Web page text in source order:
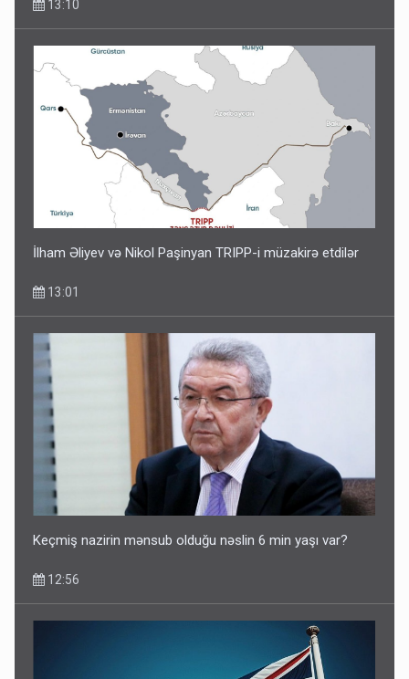
13:10
İlham Əliyev və Nikol Paşinyan TRIPP-i müzakirə etdilər
13:01
Keçmiş nazirin mənsub olduğu nəslin 6 min yaşı var?
12:56